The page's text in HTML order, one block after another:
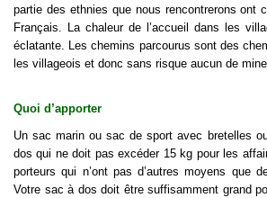
partie des ethnies que nous rencontrerons ont
Français. La chaleur de l’accueil dans les
éclatante. Les chemins parcourus sont des
les villageois et donc sans risque aucun de
Quoi d’apporter
Un sac marin ou sac de sport avec bretelles
dos qui ne doit pas excéder 15 kg pour les
porteurs qui n’ont pas d’autres moyens que
Votre sac à dos doit être suffisamment grand